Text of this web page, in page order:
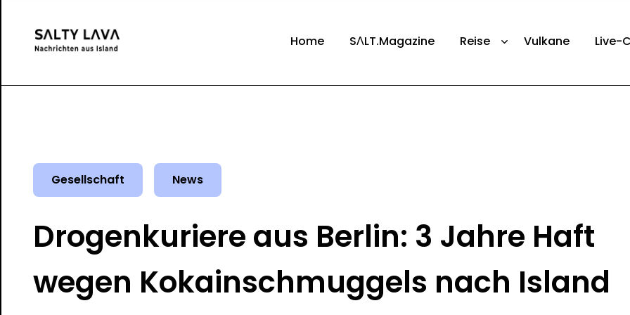
Home SΛLT.Magazine Reise Vulkane Live-
Gesellschaft News
Drogenkuriere aus Berlin: 3 Jahre Haft
wegen Kokainschmuggels nach Island